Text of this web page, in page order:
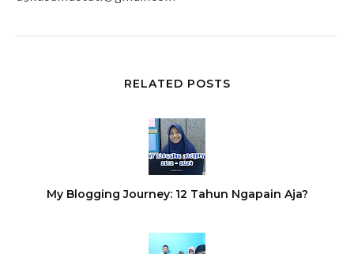
RELATED POSTS
My Blogging Journey: 12 Tahun Ngapain Aja?